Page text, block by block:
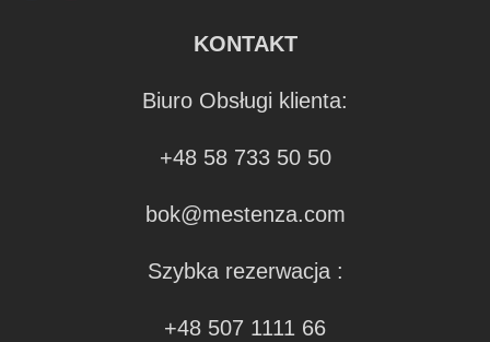
KONTAKT
Biuro Obsługi klienta:
+48 58 733 50 50
bok@mestenza.com
Szybka rezerwacja :
+48 507 1111 66